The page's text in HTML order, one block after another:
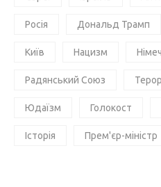
Росія Дональд Трамп
Київ Нацизм
Радянський Союз
Юдаїзм Голокост
Історія Прем'єр-міністр